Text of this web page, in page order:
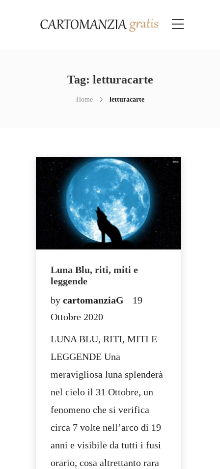
Tag: letturacarte
Home letturacarte
Luna Blu, riti, miti e
leggende
by cartomanziaG
19
Ottobre 2020
LUNA BLU, RITI, MITI E
LEGGENDE Una
meravigliosa luna splenderà
nel cielo il 31 Ottobre, un
fenomeno che si verifica
circa 7 volte nell’arco di 19
anni e visibile da tutti i fusi
orario, cosa altrettanto rara